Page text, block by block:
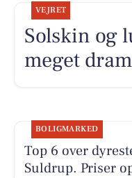
VEJRET
Solskin og
meget
BOLIGMARKED
Top 6 over
Suldrup. Priser